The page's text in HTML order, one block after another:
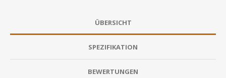
ÜBERSICHT
SPEZIFIKATION
BEWERTUNGEN